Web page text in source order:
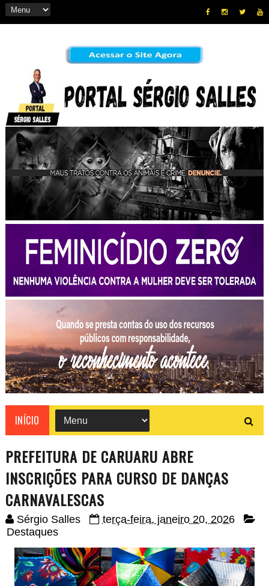
INÍCIO
PREFEITURA DE CARUARU ABRE
INSCRIÇÕES PARA CURSO DE DANÇAS
CARNAVALESCAS
Sérgio Salles
terça-feira, janeiro 20, 2026
Destaques